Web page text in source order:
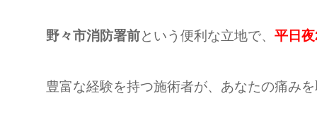
野々市消防署前という便利な立地で、 平日
豊富な経験を持つ施術者が、あなたの痛み